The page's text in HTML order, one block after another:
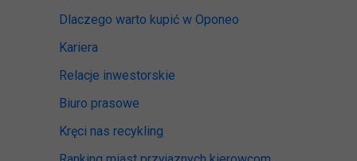
Dlaczego warto kupić w Oponeo
Kariera
Relacje inwestorskie
Biuro prasowe
Kręci nas recykling